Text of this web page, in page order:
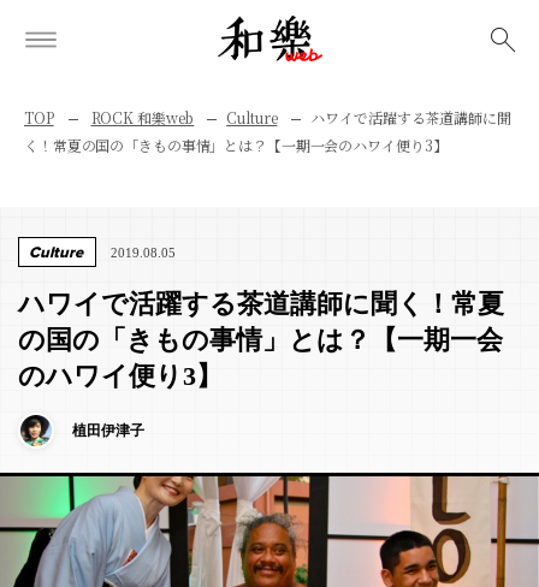
TOP ROCK 和樂web Culture
ハワイで活躍する茶道講師に聞
く！常夏の国の「きもの事情」とは？【一期一会のハワイ便り3】
Culture 2019.08.05
ハワイで活躍する茶道講師に聞く！常夏
の国の「きもの事情」とは？【一期一会
のハワイ便り3】
植田伊津子